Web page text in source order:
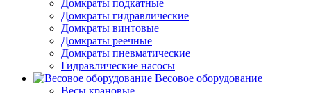
Домкраты подкатные
Домкраты гидравлические
Домкраты винтовые
Домкраты реечные
Домкраты пневматические
Гидравлические насосы
Весовое оборудование
Весы крановые